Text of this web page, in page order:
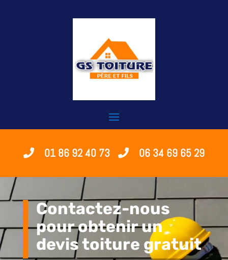
01 86 92 40 73 06 34 69 65 29
Contactez-nous
pour obtenir un
devis toiture gratuit